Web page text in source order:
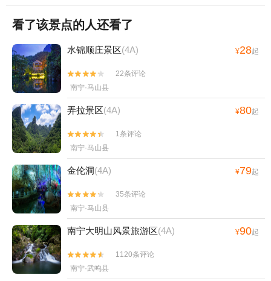
看了该景点的人还看了
水锦顺庄景区(4A) ¥28起


22条评论
南宁·马山县
弄拉景区(4A) ¥80起


1条评论
南宁·马山县
金伦洞(4A) ¥79起


35条评论
南宁·马山县
南宁大明山风景旅游区(4A) ¥90起


1120条评论
南宁·武鸣县